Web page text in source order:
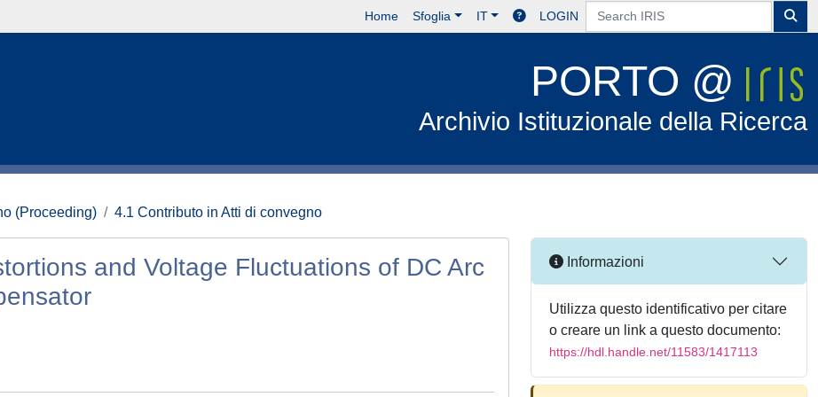
Home Sfoglia IT LOGIN
PORTO @
Archivio Istituzionale della Ricerca
(Proceeding) 4.1 Contributo in Atti di convegno
and Voltage Fluctuations of DC Arc
Informazioni
Utilizza questo identificativo per citare
o creare un link a questo documento:
https://hdl.handle.net/11583/1417113